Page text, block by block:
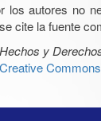
los autores no
cite la fuente
Hechos y
Creative